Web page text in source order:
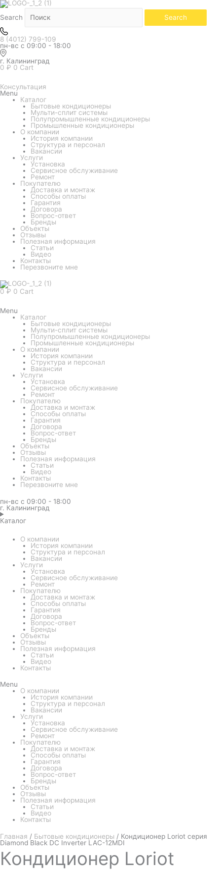
Search Search
8 (4012) 799-109
пн-вс с 09:00 - 18:00
г. Калининград
0 ₽ 0 Cart
Консультация
Menu
Каталог
Бытовые кондиционеры
Мульти-сплит системы
Полупромышленные кондиционеры
Промышленные кондиционеры
О компании
История компании
Структура и персонал
Вакансии
Услуги
Установка
Сервисное обслуживание
Ремонт
Покупателю
Доставка и монтаж
Способы оплаты
Гарантия
Договора
Вопрос-ответ
Бренды
Объекты
Отзывы
Полезная информация
Статьи
Видео
Контакты
Перезвоните мне
0 ₽ 0 Cart
Menu
Каталог
Бытовые кондиционеры
Мульти-сплит системы
Полупромышленные кондиционеры
Промышленные кондиционеры
О компании
История компании
Структура и персонал
Вакансии
Услуги
Установка
Сервисное обслуживание
Ремонт
Покупателю
Доставка и монтаж
Способы оплаты
Гарантия
Договора
Вопрос-ответ
Бренды
Объекты
Отзывы
Полезная информация
Статьи
Видео
Контакты
Перезвоните мне
пн-вс с 09:00 - 18:00
г. Калининград
Каталог
О компании
История компании
Структура и персонал
Вакансии
Услуги
Установка
Сервисное обслуживание
Ремонт
Покупателю
Доставка и монтаж
Способы оплаты
Гарантия
Договора
Вопрос-ответ
Бренды
Объекты
Отзывы
Полезная информация
Статьи
Видео
Контакты
Menu
О компании
История компании
Структура и персонал
Вакансии
Услуги
Установка
Сервисное обслуживание
Ремонт
Покупателю
Доставка и монтаж
Способы оплаты
Гарантия
Договора
Вопрос-ответ
Бренды
Объекты
Отзывы
Полезная информация
Статьи
Видео
Контакты
Главная / Бытовые кондиционеры / Кондиционер Loriot серия
Diamond Black DC Inverter LAC-12MDI
Кондиционер Loriot
Чёрный
Количество
товара
Кондиционер
Loriot
серия
Diamond
Black
DC
Inverter
LAC-
12MDI